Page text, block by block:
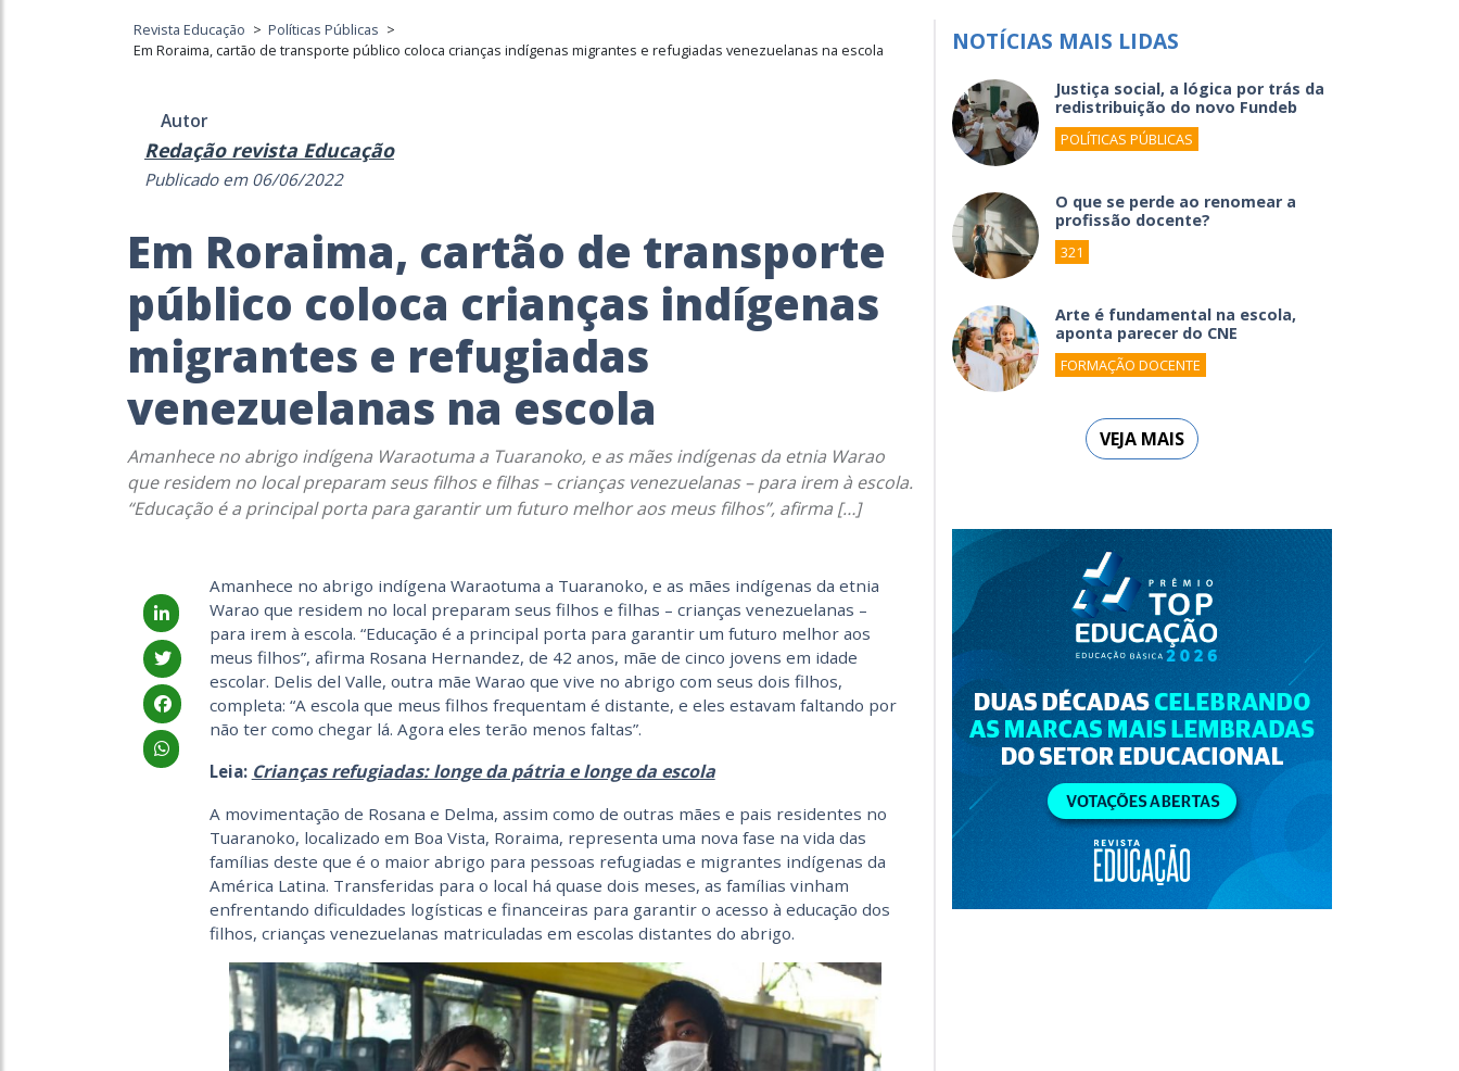
Revista Educação > Políticas Públicas >
Em Roraima, cartão de transporte público coloca crianças indígenas migrantes e refugiadas venezuelanas na escola
Autor
Redação revista Educação
Publicado em 06/06/2022
Em Roraima, cartão de transporte
público coloca crianças indígenas
migrantes e refugiadas
venezuelanas na escola
Amanhece no abrigo indígena Waraotuma a Tuaranoko, e as mães indígenas da etnia Warao
que residem no local preparam seus filhos e filhas – crianças venezuelanas – para irem à escola.
“Educação é a principal porta para garantir um futuro melhor aos meus filhos”, afirma […]
Amanhece no abrigo indígena Waraotuma a Tuaranoko, e as mães indígenas da etnia
Warao que residem no local preparam seus filhos e filhas – crianças venezuelanas –
para irem à escola. “Educação é a principal porta para garantir um futuro melhor aos
meus filhos”, afirma Rosana Hernandez, de 42 anos, mãe de cinco jovens em idade
escolar. Delis del Valle, outra mãe Warao que vive no abrigo com seus dois filhos,
completa: “A escola que meus filhos frequentam é distante, e eles estavam faltando por
não ter como chegar lá. Agora eles terão menos faltas”.
Leia: Crianças refugiadas: longe da pátria e longe da escola
A movimentação de Rosana e Delma, assim como de outras mães e pais residentes no
Tuaranoko, localizado em Boa Vista, Roraima, representa uma nova fase na vida das
famílias deste que é o maior abrigo para pessoas refugiadas e migrantes indígenas da
América Latina. Transferidas para o local há quase dois meses, as famílias vinham
enfrentando dificuldades logísticas e financeiras para garantir o acesso à educação dos
filhos, crianças venezuelanas matriculadas em escolas distantes do abrigo.
NOTÍCIAS MAIS LIDAS
Justiça social, a lógica por trás da
redistribuição do novo Fundeb
POLÍTICAS PÚBLICAS
O que se perde ao renomear a
profissão docente?
321
Arte é fundamental na escola,
aponta parecer do CNE
FORMAÇÃO DOCENTE
VEJA MAIS